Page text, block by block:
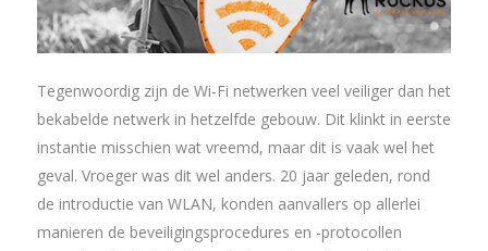
Tegenwoordig zijn de Wi-Fi netwerken veel veiliger dan het
bekabelde netwerk in hetzelfde gebouw. Dit klinkt in eerste
instantie misschien wat vreemd, maar dit is vaak wel het
geval. Vroeger was dit wel anders. 20 jaar geleden, rond
de introductie van WLAN, konden aanvallers op allerlei
manieren de beveiligingsprocedures en -protocollen